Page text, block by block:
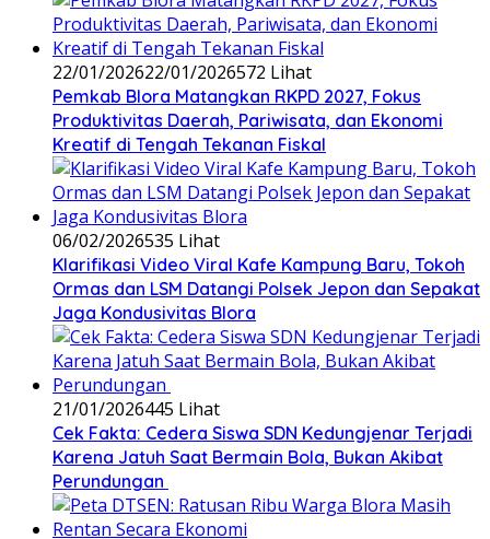
22/01/202622/01/2026572 Lihat
‎Pemkab Blora Matangkan RKPD 2027, Fokus
Produktivitas Daerah, Pariwisata, dan Ekonomi
Kreatif di Tengah Tekanan Fiskal
06/02/2026535 Lihat
‎Klarifikasi Video Viral Kafe Kampung Baru, Tokoh
Ormas dan LSM Datangi Polsek Jepon dan Sepakat
Jaga Kondusivitas Blora
21/01/2026445 Lihat
Cek Fakta: Cedera Siswa SDN Kedungjenar Terjadi
Karena Jatuh Saat Bermain Bola, Bukan Akibat
Perundungan ‎